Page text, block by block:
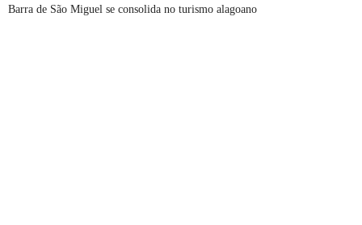
Barra de São Miguel se consolida no turismo alagoano